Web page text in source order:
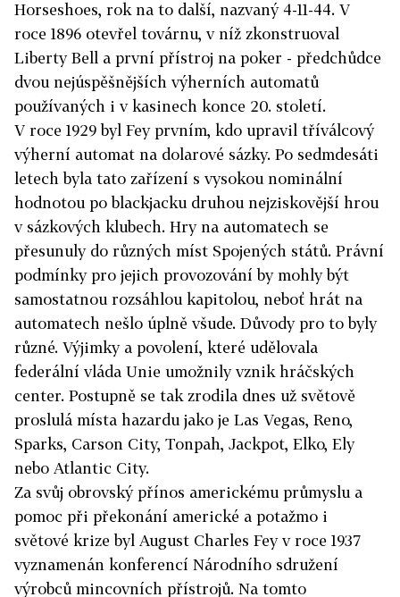
Horseshoes, rok na to další, nazvaný 4-11-44. V
roce 1896 otevřel továrnu, v níž zkonstruoval
Liberty Bell a první přístroj na poker - předchůdce
dvou nejúspěšnějších výherních automatů
používaných i v kasinech konce 20. století.
V roce 1929 byl Fey prvním, kdo upravil tříválcový
výherní automat na dolarové sázky. Po sedmdesáti
letech byla tato zařízení s vysokou nominální
hodnotou po blackjacku druhou nejziskovější hrou
v sázkových klubech. Hry na automatech se
přesunuly do různých míst Spojených států. Právní
podmínky pro jejich provozování by mohly být
samostatnou rozsáhlou kapitolou, neboť hrát na
automatech nešlo úplně všude. Důvody pro to byly
různé. Výjimky a povolení, které udělovala
federální vláda Unie umožnily vznik hráčských
center. Postupně se tak zrodila dnes už světově
proslulá místa hazardu jako je Las Vegas, Reno,
Sparks, Carson City, Tonpah, Jackpot, Elko, Ely
nebo Atlantic City.
Za svůj obrovský přínos americkému průmyslu a
pomoc při překonání americké a potažmo i
světové krize byl August Charles Fey v roce 1937
vyznamenán konferencí Národního sdružení
výrobců mincovních přístrojů. Na tomto